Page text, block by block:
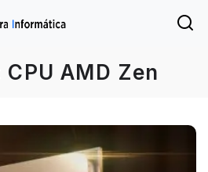
CPU AMD Zen